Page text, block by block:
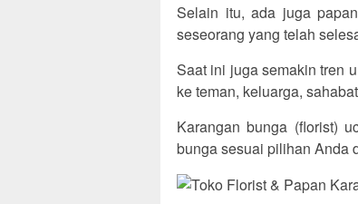
Selain itu, ada juga
seseorang yang telah
Saat ini juga semakin tren
ke teman, keluarga,
Karangan bunga (florist)
bunga sesuai pilihan Anda